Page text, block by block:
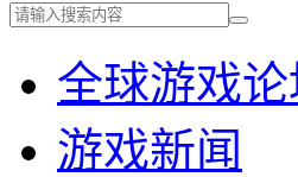
全球游戏论
游戏新闻